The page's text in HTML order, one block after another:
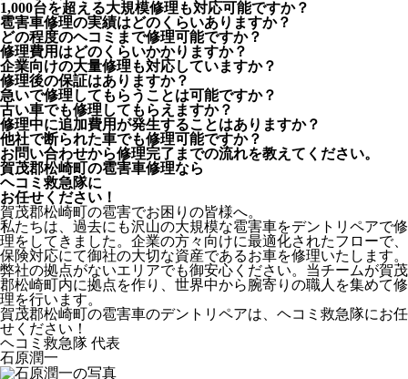
1,000台を超える大規模修理も対応可能ですか？
雹害車修理の実績はどのくらいありますか？
どの程度のヘコミまで修理可能ですか？
修理費用はどのくらいかかりますか？
企業向けの大量修理も対応していますか？
修理後の保証はありますか？
急いで修理してもらうことは可能ですか？
古い車でも修理してもらえますか？
修理中に追加費用が発生することはありますか？
他社で断られた車でも修理可能ですか？
お問い合わせから修理完了までの流れを教えてください。
賀茂郡松崎町の雹害車修理なら
ヘコミ救急隊に
お任せください！
賀茂郡松崎町の雹害でお困りの皆様へ。
私たちは、過去にも沢山の大規模な雹害車をデントリペアで修
理をしてきました。企業の方々向けに最適化されたフローで、
保険対応にて御社の大切な資産であるお車を修理いたします。
弊社の拠点がないエリアでも御安心ください。当チームが賀茂
郡松崎町内に拠点を作り、世界中から腕寄りの職人を集めて修
理を行います。
賀茂郡松崎町の雹害車のデントリペアは、ヘコミ救急隊にお任
せください！
ヘコミ救急隊 代表
石原潤一